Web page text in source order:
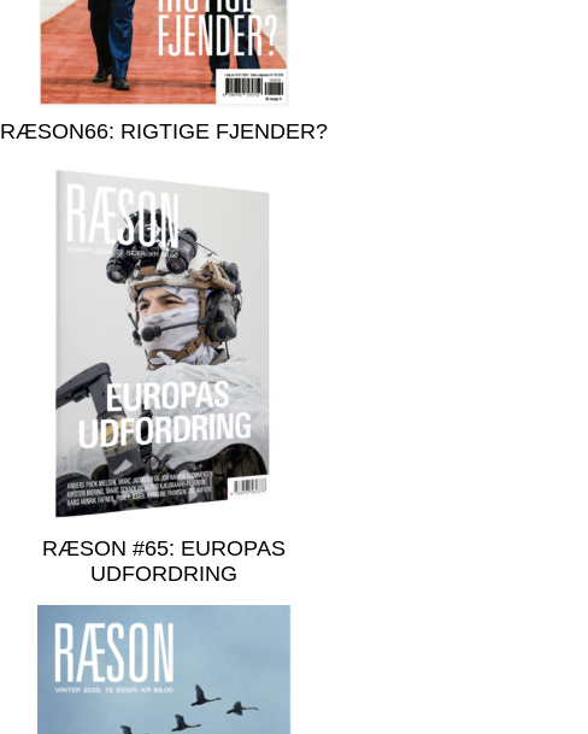
RÆSON66: RIGTIGE FJENDER?
RÆSON #65: EUROPAS
UDFORDRING